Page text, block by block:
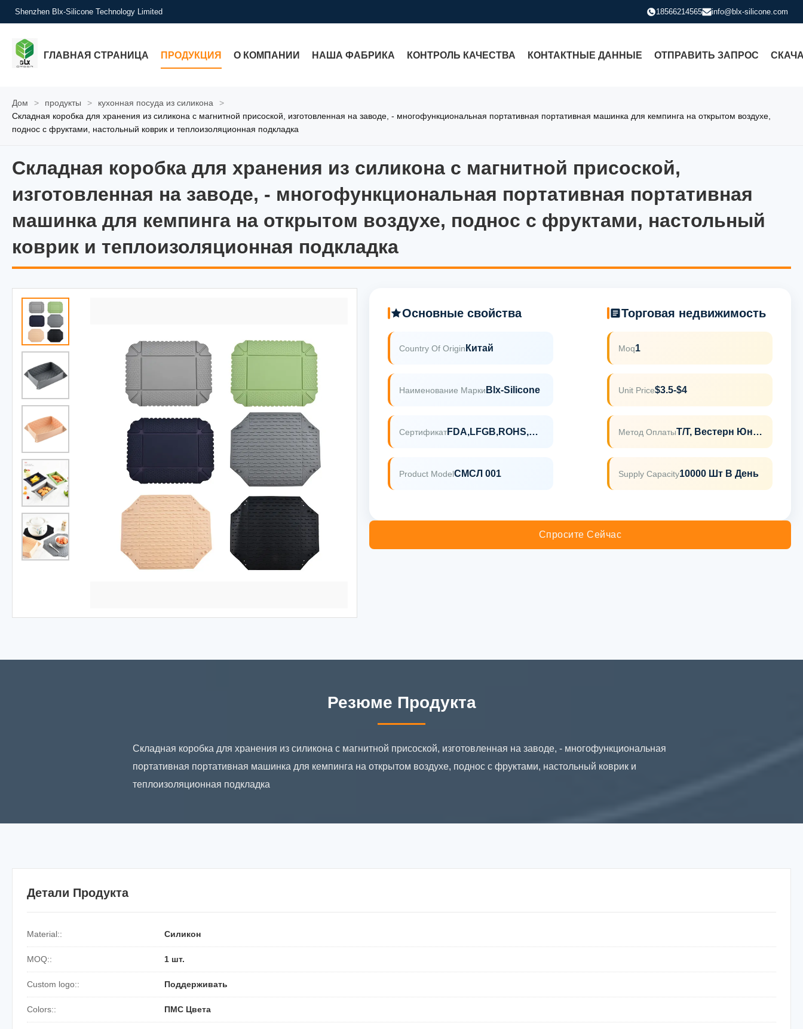
Shenzhen Blx-Silicone Technology Limited 18566214565 info@blx-silicone.com
ГЛАВНАЯ СТРАНИЦА ПРОДУКЦИЯ О КОМПАНИИ НАША ФАБРИКА КОНТРОЛЬ КАЧЕСТВА КОНТАКТНЫЕ ДАННЫЕ ОТПРАВИТЬ ЗАПРОС
Дом > продукты > кухонная посуда из силикона
>
Складная коробка для хранения из силикона с магнитной присоской, изготовленная на заводе, - многофункциональная портативная портативная машинка для кемпинга на открытом воздухе,
поднос с фруктами, настольный коврик и теплоизоляционная подкладка
Складная коробка для хранения из силикона с магнитной присоской,
изготовленная на заводе, - многофункциональная портативная портативная
машинка для кемпинга на открытом воздухе, поднос с фруктами, настольный
коврик и теплоизоляционная подкладка
Складная коробка для хранения из силикона с магнитной присоской,
Основные свойства
Country Of Origin Китай
Наименование Марки Blx-Silicone
Сертификат FDA,LFGB,ROHS,REACH
Product ModelСМСЛ 001
Торговая недвижимость
Moq1
Unit Price$3.5-$4
Метод Оплаты Т/Т, Вестерн Юнион
Supply Capacity10000 Шт В День
Спросите Сейчас
Резюме Продукта
Складная коробка для хранения из силикона с магнитной присоской, изготовленная на заводе, - многофункциональная
портативная портативная машинка для кемпинга на открытом воздухе, поднос с фруктами, настольный коврик и
теплоизоляционная подкладка
Детали Продукта
Material:: Силикон
MOQ:: 1 шт.
Custom logo:: Поддерживать
Colors:: ПМС Цвета